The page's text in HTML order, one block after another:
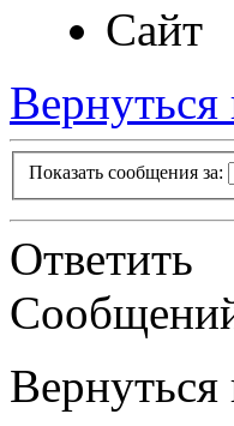
Сайт
Вернуться
Показать сообщения за:
Ответить